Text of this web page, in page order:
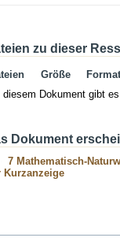
zu dieser
Größe
Format
diesem Dokument gibt
Dokument
7 Mathematisch-
Kurzanzeige